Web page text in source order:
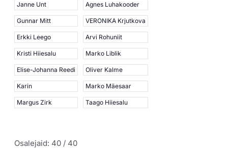
Janne Unt
Gunnar Mitt
Erkki Leego
Kristi Hiiesalu
Elise-Johanna Reedi
Karin
Margus Zirk
Agnes Luhakooder
VERONIKA Krjutkova
Arvi Rohuniit
Marko Liblik
Oliver Kalme
Marko Mäesaar
Taago Hiiesalu
Osalejaid: 40 / 40